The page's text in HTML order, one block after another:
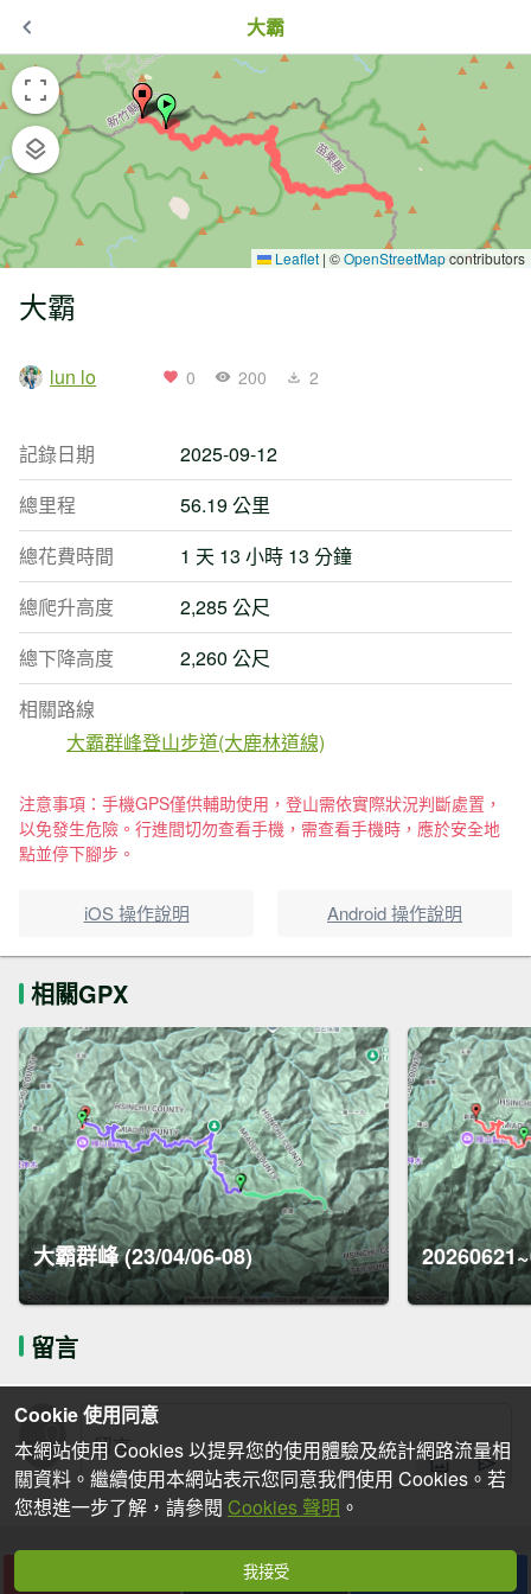
大霸
Leaflet | ©OpenStreetMapcontributors
大霸
lun lo 0 200 2
記錄日期
2025-09-12
總里程
56.19 公里
總花費時間
1 天 13 小時 13 分鐘
總爬升高度
2,285 公尺
總下降高度
2,260 公尺
相關路線
大霸群峰登山步道(大鹿林道線)
注意事項：手機GPS僅供輔助使用，登山需依實際狀況判斷處置，
以免發生危險。行進間切勿查看手機，需查看手機時，應於安全地
點並停下腳步。
iOS 操作說明 Android 操作說明
相關GPX
大霸群峰 (23/04/06-08)
留言
下載
Cookie 使用同意
本網站使用 Cookies 以提昇您的使用體驗及統計網路流量相
關資料。繼續使用本網站表示您同意我們使用 Cookies。若
您想進一步了解，請參閱 Cookies 聲明 。
我接受